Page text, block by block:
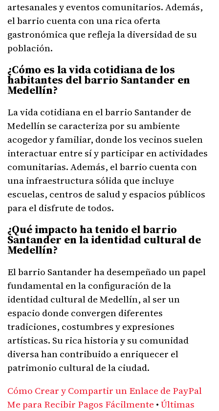
artesanales y eventos comunitarios. Además,
el barrio cuenta con una rica oferta
gastronómica que refleja la diversidad de su
población.
¿Cómo es la vida cotidiana de los
habitantes del barrio Santander en
Medellín?
La vida cotidiana en el barrio Santander de
Medellín se caracteriza por su ambiente
acogedor y familiar, donde los vecinos suelen
interactuar entre sí y participar en actividades
comunitarias. Además, el barrio cuenta con
una infraestructura sólida que incluye
escuelas, centros de salud y espacios públicos
para el disfrute de todos.
¿Qué impacto ha tenido el barrio
Santander en la identidad cultural de
Medellín?
El barrio Santander ha desempeñado un papel
fundamental en la configuración de la
identidad cultural de Medellín, al ser un
espacio donde convergen diferentes
tradiciones, costumbres y expresiones
artísticas. Su rica historia y su comunidad
diversa han contribuido a enriquecer el
patrimonio cultural de la ciudad.
Cómo Crear y Compartir un Enlace de PayPal
Me para Recibir Pagos Fácilmente •Últimas